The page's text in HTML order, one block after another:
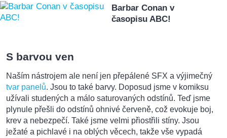
Barbar Conan v
časopisu ABC!
S barvou ven
Naším nástrojem ale není jen přepálené SFX a výjimečný
tvar panelů. Jsou to také barvy. Doposud jsme v komiksu
užívali studených a málo saturovaných odstínů. Teď jsme
plynule přešli do odstínů ohnivé červeně, což evokuje boj,
krev a nebezpečí. Také jsme velmi přiostřili stíny. Jsou
ježaté a pichlavé i na oblých věcech, takže vše vypadá